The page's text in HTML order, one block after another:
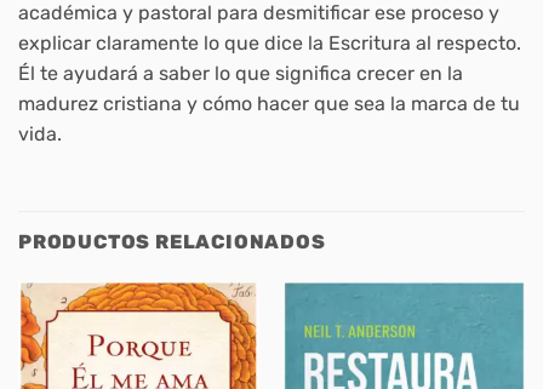
académica y pastoral para desmitificar ese proceso y
explicar claramente lo que dice la Escritura al respecto.
Él te ayudará a saber lo que significa crecer en la
madurez cristiana y cómo hacer que sea la marca de tu
vida.
PRODUCTOS RELACIONADOS